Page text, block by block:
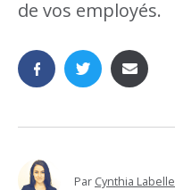
de vos employés.
Par Cynthia Labelle